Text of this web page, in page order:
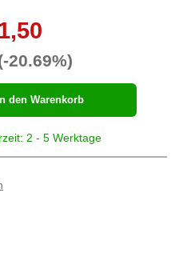
20.69%)
2 - 5 Werktage
In den Warenkorb